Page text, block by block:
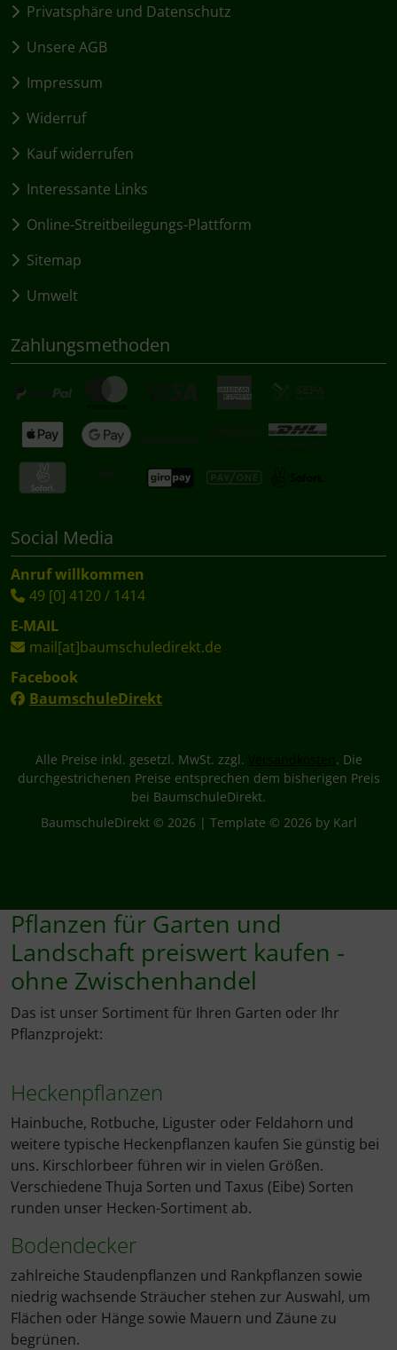
Privatsphäre und Datenschutz
Unsere AGB
Impressum
Widerruf
Kauf widerrufen
Interessante Links
Online-Streitbeilegungs-Plattform
Sitemap
Umwelt
Zahlungsmethoden
Social Media
Anruf willkommen
49 [0] 4120 / 1414
E-MAIL
mail[at]baumschuledirekt.de
Facebook
BaumschuleDirekt
Alle Preise inkl. gesetzl. MwSt. zzgl. Versandkosten. Die
durchgestrichenen Preise entsprechen dem bisherigen Preis
bei BaumschuleDirekt.
BaumschuleDirekt © 2026 | Template © 2026 by Karl
Pflanzen für Garten und
Landschaft preiswert kaufen -
ohne Zwischenhandel
Das ist unser Sortiment für Ihren Garten oder Ihr
Pflanzprojekt:
Heckenpflanzen
Hainbuche, Rotbuche, Liguster oder Feldahorn und
weitere typische Heckenpflanzen kaufen Sie günstig bei
uns. Kirschlorbeer führen wir in vielen Größen.
Verschiedene Thuja Sorten und Taxus (Eibe) Sorten
runden unser Hecken-Sortiment ab.
Bodendecker
zahlreiche Staudenpflanzen und Rankpflanzen sowie
niedrig wachsende Sträucher stehen zur Auswahl, um
Flächen oder Hänge sowie Mauern und Zäune zu
begrünen.